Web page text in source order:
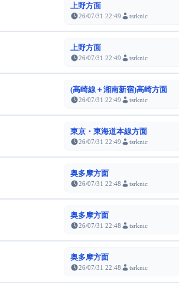
上野方面
26/07/31 22:49 tsrknic
上野方面
26/07/31 22:49 tsrknic
(高崎線＋湘南新宿)高崎方面
26/07/31 22:49 tsrknic
東京・東海道本線方面
26/07/31 22:49 tsrknic
奥多摩方面
26/07/31 22:48 tsrknic
奥多摩方面
26/07/31 22:48 tsrknic
奥多摩方面
26/07/31 22:48 tsrknic